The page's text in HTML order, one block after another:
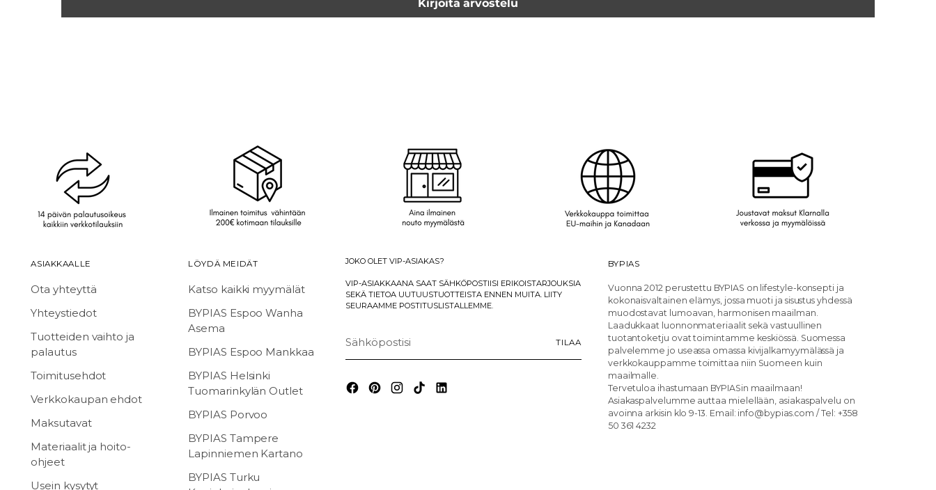
Kirjoita arvostelu
ASIAKKAALLE
Ota yhteyttä
Yhteystiedot
Tuotteiden vaihto ja
palautus
Toimitusehdot
Verkkokaupan ehdot
Maksutavat
Materiaalit ja hoito-
ohjeet
Usein kysytyt
LÖYDÄ MEIDÄT
Katso kaikki myymälät
BYPIAS Espoo Wanha
Asema
BYPIAS Espoo Mankkaa
BYPIAS Helsinki
Tuomarinkylän Outlet
BYPIAS Porvoo
BYPIAS Tampere
Lapinniemen Kartano
BYPIAS Turku
JOKO OLET VIP-ASIAKAS?
VIP-ASIAKKAANA SAAT SÄHKÖPOSTIISI ERIKOISTARJOUKSIA
SEKÄ TIETOA UUTUUSTUOTTEISTA ENNEN MUITA. LIITY
SEURAAMME POSTITUSLISTALLEMME.
TILAA
BYPIAS
Vuonna 2012 perustettu BYPIAS on lifestyle-konsepti ja
kokonaisvaltainen elämys, jossa muoti ja sisustus yhdessä
muodostavat lumoavan, harmonisen maailman.
Laadukkaat luonnonmateriaalit sekä vastuullinen
tuotantoketju ovat toimintamme keskiössä. Suomessa
palvelemme jo useassa omassa kivijalkamyymälässä ja
verkkokauppamme toimittaa niin Suomeen kuin
maailmalle.
Tervetuloa ihastumaan BYPIASin maailmaan!
Asiakaspalvelumme auttaa mielellään, asiakaspalvelu on
avoinna arkisin klo 9-13. Email: info@bypias.com / Tel: +358
50 361 4232